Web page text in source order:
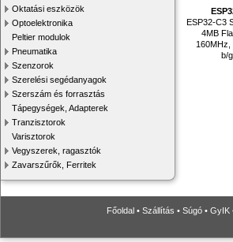
Oktatási eszközök
Optoelektronika
Peltier modulok
Pneumatika
Szenzorok
Szerelési segédanyagok
Szerszám és forrasztás
Tápegységek, Adapterek
Tranzisztorok
Varisztorok
Vegyszerek, ragasztók
Zavarszűrők, Ferritek
ESP32-C3
4MB
160MHz,
b/
Főoldal • Szállítás • Súgó • GyIK